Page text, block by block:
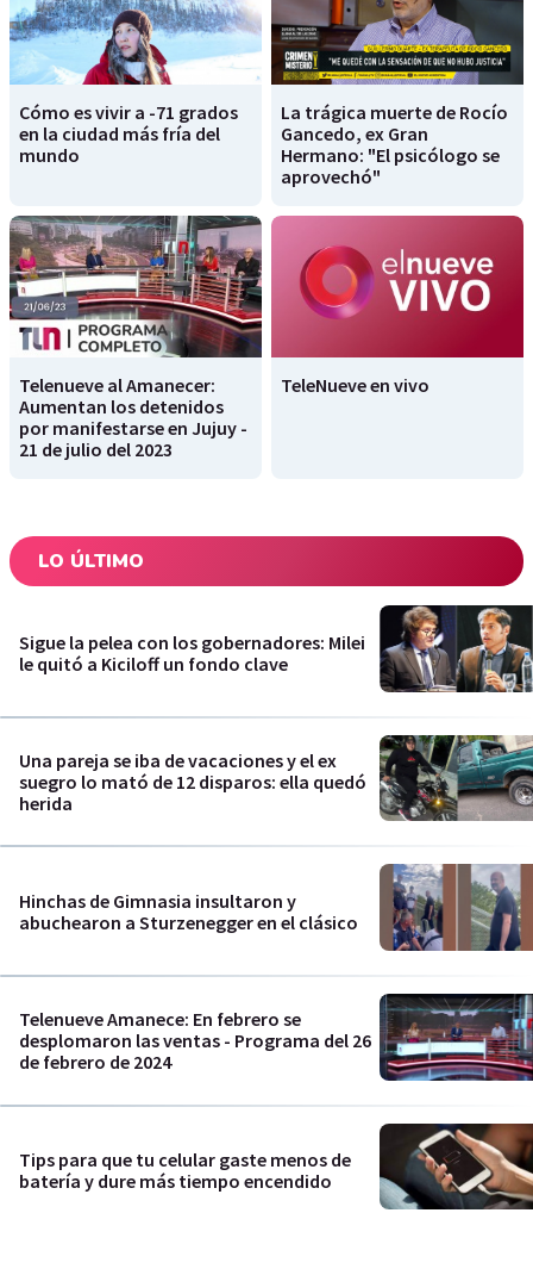
Cómo es vivir a -71 grados
en la ciudad más fría del
mundo
La trágica muerte de Rocío
Gancedo, ex Gran
Hermano: "El psicólogo se
aprovechó"
Telenueve al Amanecer:
Aumentan los detenidos
por manifestarse en Jujuy -
21 de julio del 2023
TeleNueve en vivo
LO ÚLTIMO
Sigue la pelea con los gobernadores: Milei
le quitó a Kiciloff un fondo clave
Una pareja se iba de vacaciones y el ex
suegro lo mató de 12 disparos: ella quedó
herida
Hinchas de Gimnasia insultaron y
abuchearon a Sturzenegger en el clásico
Telenueve Amanece: En febrero se
desplomaron las ventas - Programa del 26
de febrero de 2024
Tips para que tu celular gaste menos de
batería y dure más tiempo encendido